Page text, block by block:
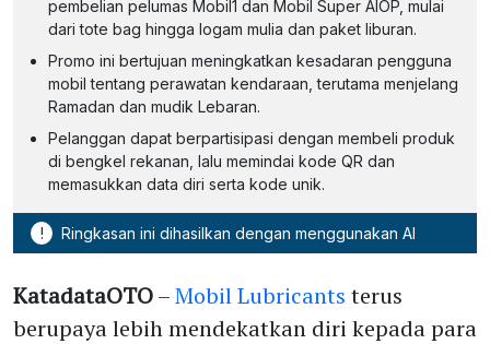
pembelian pelumas Mobil1 dan Mobil Super AIOP, mulai
dari tote bag hingga logam mulia dan paket liburan.
Promo ini bertujuan meningkatkan kesadaran pengguna
mobil tentang perawatan kendaraan, terutama menjelang
Ramadan dan mudik Lebaran.
Pelanggan dapat berpartisipasi dengan membeli produk
di bengkel rekanan, lalu memindai kode QR dan
memasukkan data diri serta kode unik.
! Ringkasan ini dihasilkan dengan menggunakan AI
KatadataOTO–Mobil Lubricants terus
berupaya lebih mendekatkan diri kepada para